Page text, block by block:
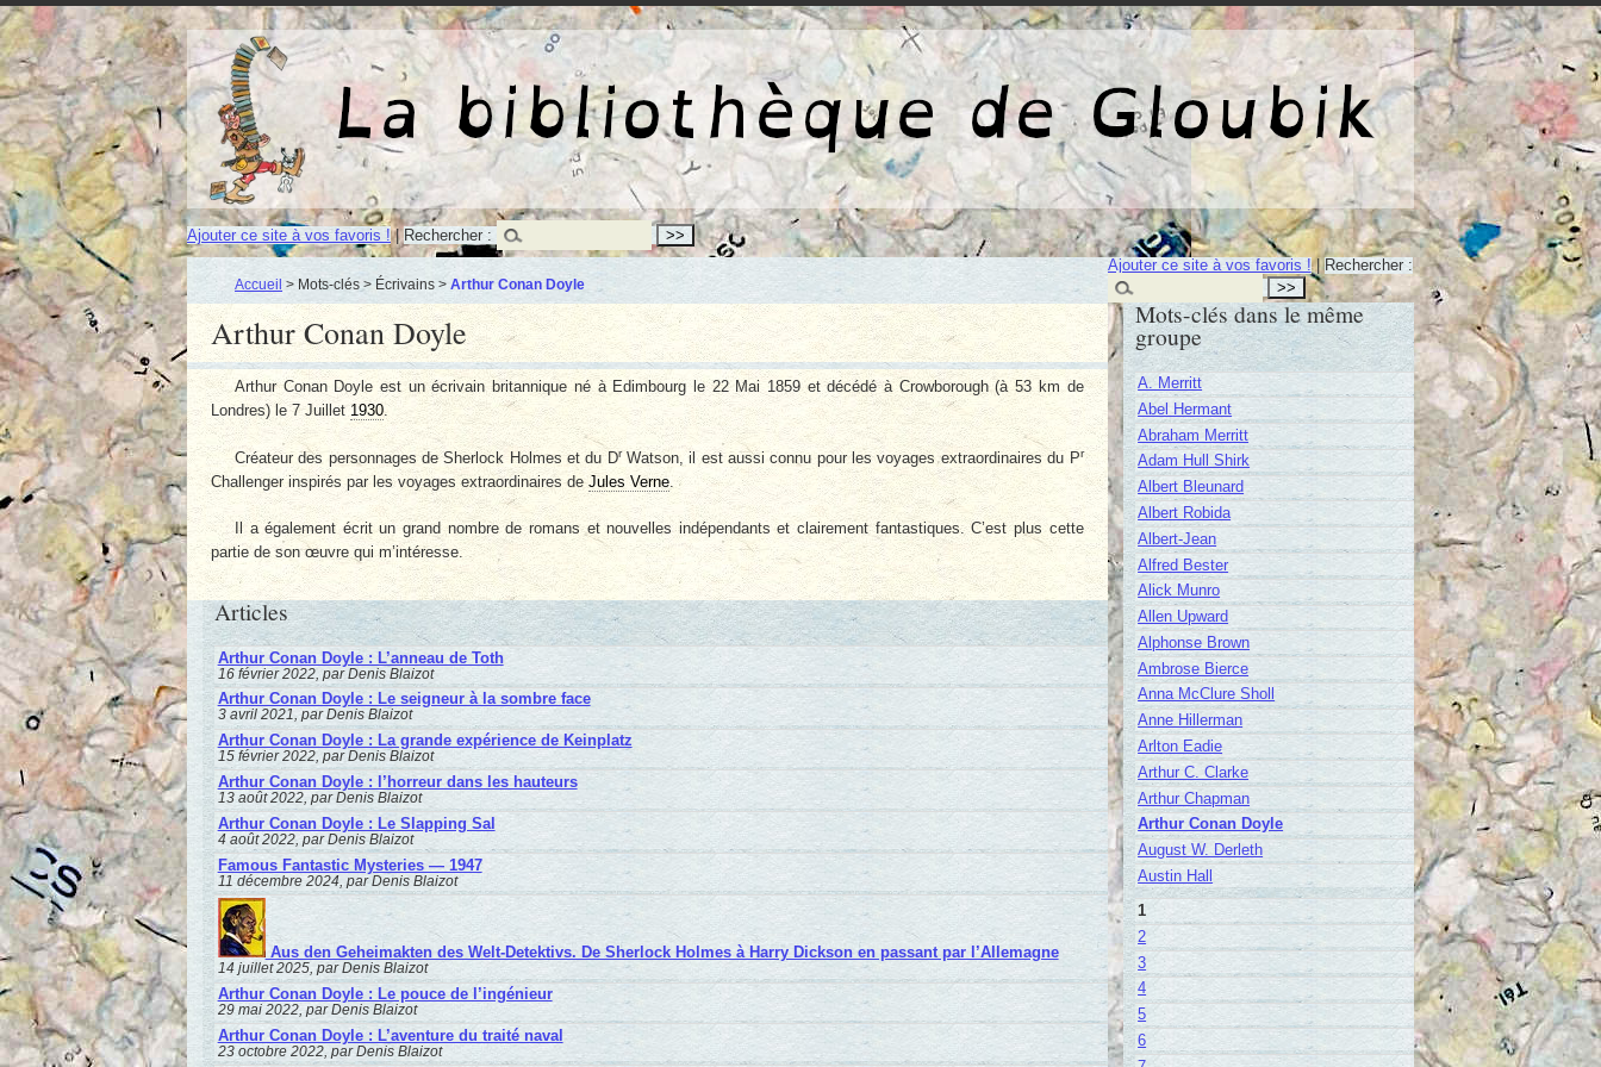
La bibliothèque de Gloubik
Ajouter ce site à vos favoris !|Rechercher :
Accueil > Mots-clés > Écrivains > Arthur Conan Doyle
Arthur Conan Doyle
Arthur Conan Doyle est un écrivain britannique né à Edimbourg le 22 Mai 1859 et décédé à Crowborough (à 53 km de
Londres) le 7 Juillet 1930.
Créateur des personnages de Sherlock Holmes et du DrWatson, il est aussi connu pour les voyages extraordinaires du Pr
Challenger inspirés par les voyages extraordinaires deJules Verne
Il a également écrit un grand nombre de romans et nouvelles indépendants et clairement fantastiques. C’est plus cette
partie de son œuvre qui m’intéresse.
Articles
Arthur Conan Doyle : L’anneau de Toth
16 février 2022, par Denis Blaizot
Arthur Conan Doyle : Le seigneur à la sombre face
3 avril 2021, par Denis Blaizot
Arthur Conan Doyle : La grande expérience de Keinplatz
15 février 2022, par Denis Blaizot
Arthur Conan Doyle : l’horreur dans les hauteurs
13 août 2022, par Denis Blaizot
Arthur Conan Doyle : Le Slapping Sal
4 août 2022, par Denis Blaizot
Famous Fantastic Mysteries — 1947
11 décembre 2024, par Denis Blaizot
Aus den Geheimakten des Welt-Detektivs. De Sherlock Holmes à Harry Dickson en passant par l’Allemagne
14 juillet 2025, par Denis Blaizot
Arthur Conan Doyle : Le pouce de l’ingénieur
29 mai 2022, par Denis Blaizot
Arthur Conan Doyle : L’aventure du traité naval
23 octobre 2022, par Denis Blaizot
Ajouter ce site à vos favoris !|Rechercher :
Mots-clés dans le même
groupe
A. Merritt
Abel Hermant
Abraham Merritt
Adam Hull Shirk
Albert Bleunard
Albert Robida
Albert-Jean
Alfred Bester
Alick Munro
Allen Upward
Alphonse Brown
Ambrose Bierce
Anna McClure Sholl
Anne Hillerman
Arlton Eadie
Arthur C. Clarke
Arthur Chapman
Arthur Conan Doyle
August W. Derleth
Austin Hall
1
2
3
4
5
6